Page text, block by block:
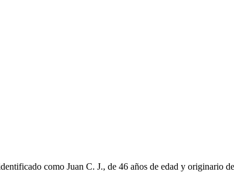
como Juan C. J., de 46 años de edad y originario